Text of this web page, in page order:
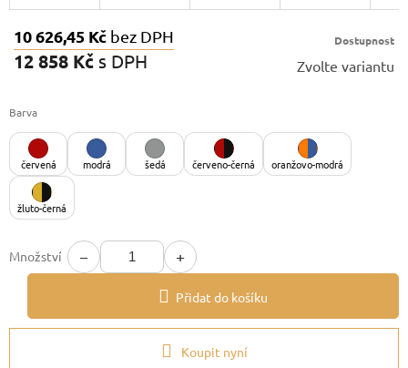
10 626,45 Kč bez DPH
12 858 Kč s DPH
Dostupnost
Zvolte variantu
Barva
červená modrá šedá červeno-černá oranžovo-modrá
žluto-černá
Množství − +
Přidat do košíku
Koupit nyní